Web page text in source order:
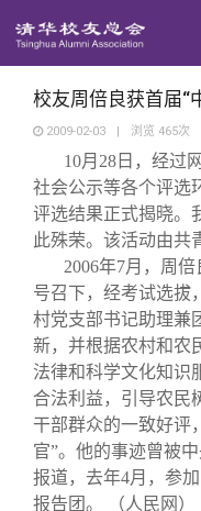
西
义
新
青
校
校
校
校友
终
信
校友
总
关闭
校友周倍良获首届“
2009-02-03 | 浏览 465次
10月 28 日 ，经过
社会公示等各个评选
评选结果正式揭晓。
此殊荣。该活动由共
2006年7月，周倍
号召下，经考试选拔
村党支部书记助理兼
新，并根据农村和农
法律和科学文化知识
合法利益，引导农民
干部群众的一致好评
官”。他的事迹曾被
报道，去年4月，参
报告团。
（人民网）